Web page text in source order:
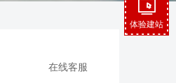
在线客服
体验建站